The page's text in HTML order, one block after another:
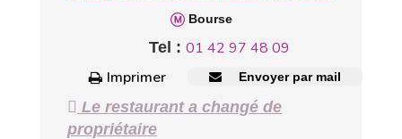
Bourse
Tel : 01 42 97 48 09
Imprimer
Envoyer par mail
Le restaurant a changé de
propriétaire